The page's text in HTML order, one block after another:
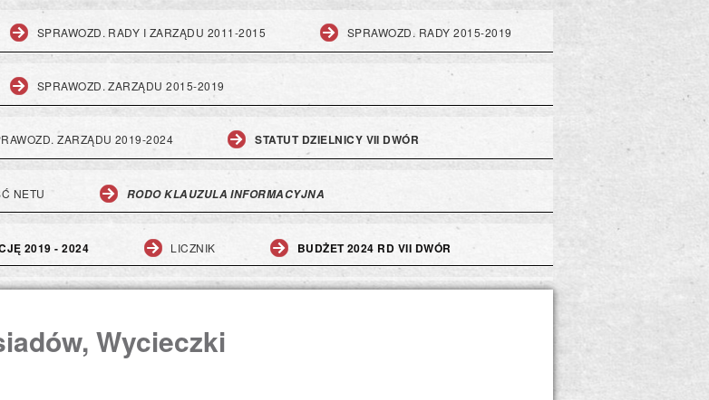
SPRAWOZD. RADY I ZARZĄDU 2011-2015 SPRAWOZD. RADY 2015-2019
SPRAWOZD. ZARZĄDU 2015-2019
ZARZĄDU 2019-2024 STATUT DZIELNICY VII DWÓR
NETU RODO KLAUZULA INFORMACYJNA
2019 - 2024 LICZNIK BUDŻET 2024 RD VII DWÓR
Wycieczki